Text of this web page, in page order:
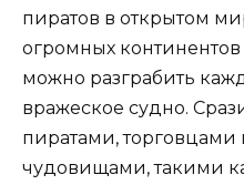
пиратов в открытом
огромных континентов
можно разграбить
вражеское судно.
пиратами,
чудовищами, такими